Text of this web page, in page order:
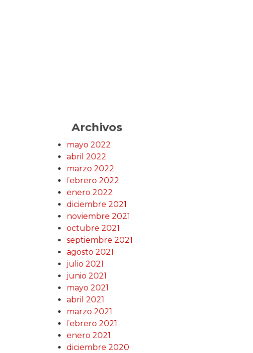
Archivos
mayo 2022
abril 2022
marzo 2022
febrero 2022
enero 2022
diciembre 2021
noviembre 2021
octubre 2021
septiembre 2021
agosto 2021
julio 2021
junio 2021
mayo 2021
abril 2021
marzo 2021
febrero 2021
enero 2021
diciembre 2020